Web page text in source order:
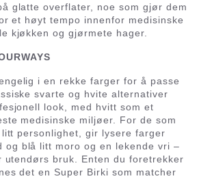
glatte overflater, noe som gjør dem
et høyt tempo innenfor medisinske
kjøkken og gjørmete hager.
i en rekke farger for å passe
svarte og hvite alternativer
look, med hvitt som et
medisinske miljøer. For de som
personlighet, gir lysere farger
og blå litt moro og en lekende vri –
bruk. Enten du foretrekker
det en Super Birki som matcher